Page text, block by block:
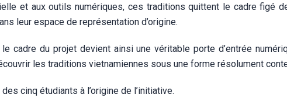
et aux outils numériques, ces traditions quittent le cadre figé
leur espace de représentation d’origine.
cadre du projet devient ainsi une véritable porte d’entrée
les traditions vietnamiennes sous une forme résolument
cinq étudiants à l’origine de l’initiative.